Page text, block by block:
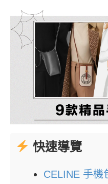
快速導覽
CELINE 手機